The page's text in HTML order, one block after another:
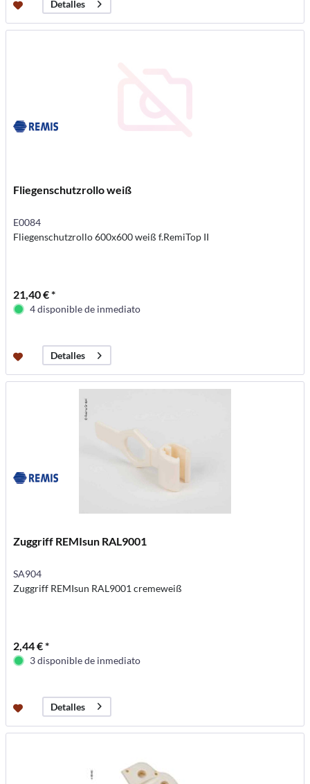
Detalles
Fliegenschutzrollo weiß
E0084
Fliegenschutzrollo 600x600 weiß f.RemiTop II
21,40 € *
4 disponible de inmediato
Detalles
Zuggriff REMIsun RAL9001
SA904
Zuggriff REMIsun RAL9001 cremeweiß
2,44 € *
3 disponible de inmediato
Detalles